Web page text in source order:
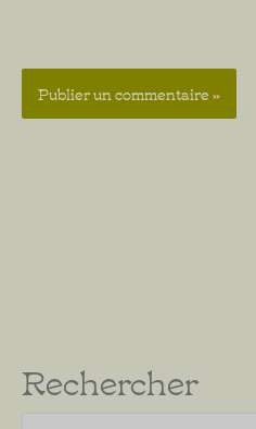
Rechercher